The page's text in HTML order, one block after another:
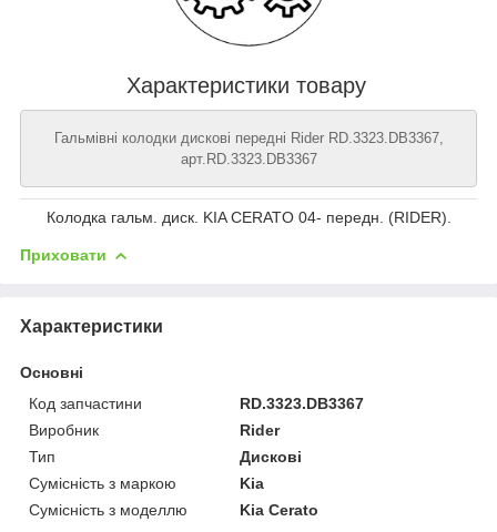
Характеристики товару
Гальмівні колодки дискові передні Rider RD.3323.DB3367,
арт.RD.3323.DB3367
Колодка гальм. диск. KIA CERATO 04- передн. (RIDER).
Приховати
Характеристики
Основні
Код запчастини
RD.3323.DB3367
Виробник
Rider
Тип
Дискові
Сумісність з маркою
Kia
Сумісність з моделлю
Kia Cerato